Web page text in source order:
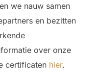
we nauw samen
en bezitten
over onze
certificaten hier.